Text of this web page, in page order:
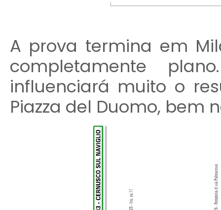
A prova termina em
completamente
influenciará muito o
Piazza del Duomo, bem